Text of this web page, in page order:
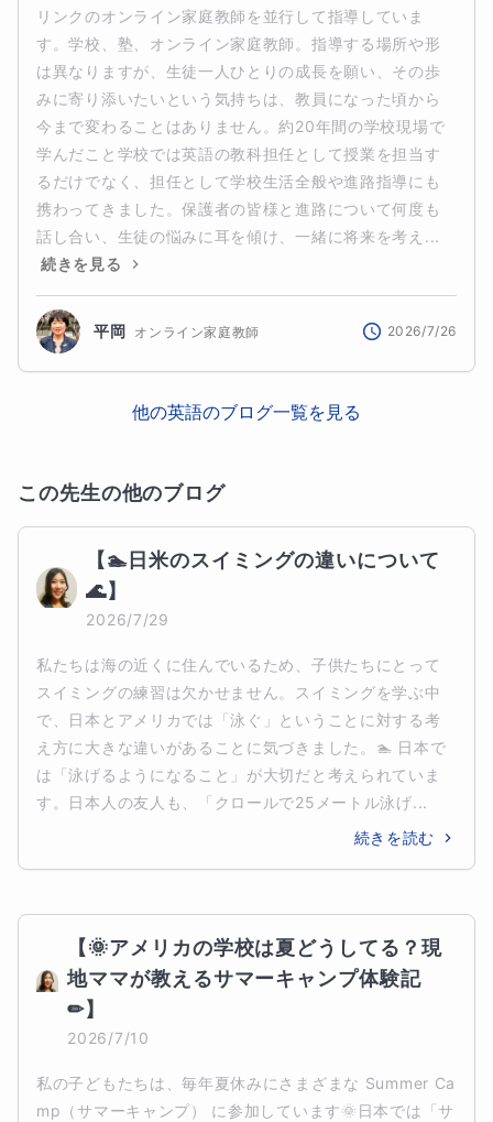
リンクのオンライン家庭教師を並行して指導していま
す。学校、塾、オンライン家庭教師。指導する場所や形
は異なりますが、生徒一人ひとりの成長を願い、その歩
みに寄り添いたいという気持ちは、教員になった頃から
今まで変わることはありません。約20年間の学校現場で
学んだこと学校では英語の教科担任として授業を担当す
るだけでなく、担任として学校生活全般や進路指導にも
携わってきました。保護者の皆様と進路について何度も
話し合い、生徒の悩みに耳を傾け、一緒に将来を考え...
続きを見る
平岡 オンライン家庭教師 2026/7/26
他の英語のブログ一覧を見る
この先生の他のブログ
【🏊日米のスイミングの違いについて
🌊】
2026/7/29
私たちは海の近くに住んでいるため、子供たちにとって
スイミングの練習は欠かせません。スイミングを学ぶ中
で、日本とアメリカでは「泳ぐ」ということに対する考
え方に大きな違いがあることに気づきました。🏊 日本で
は「泳げるようになること」が大切だと考えられていま
す。日本人の友人も、「クロールで25メートル泳げ...
続きを読む
【🌞アメリカの学校は夏どうしてる？現
地ママが教えるサマーキャンプ体験記
✏】
2026/7/10
私の子どもたちは、毎年夏休みにさまざまな Summer Ca
mp（サマーキャンプ） に参加しています🌞日本では「サ